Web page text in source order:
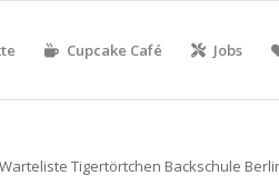
Cupcake Café Jobs